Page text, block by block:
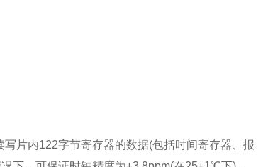
片内122字节寄存器的数据(包括时间寄存器、报